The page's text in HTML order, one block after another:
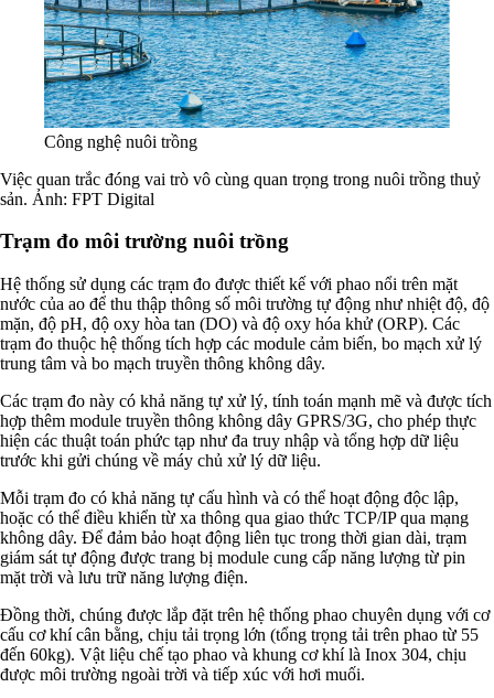
Công nghệ nuôi trồng
Việc quan trắc đóng vai trò vô cùng quan trọng trong nuôi trồng thuỷ
sản. Ảnh: FPT Digital
Trạm đo môi trường nuôi trồng
Hệ thống sử dụng các trạm đo được thiết kế với phao nổi trên mặt
nước của ao để thu thập thông số môi trường tự động như nhiệt độ, độ
mặn, độ pH, độ oxy hòa tan (DO) và độ oxy hóa khử (ORP). Các
trạm đo thuộc hệ thống tích hợp các module cảm biến, bo mạch xử lý
trung tâm và bo mạch truyền thông không dây.
Các trạm đo này có khả năng tự xử lý, tính toán mạnh mẽ và được tích
hợp thêm module truyền thông không dây GPRS/3G, cho phép thực
hiện các thuật toán phức tạp như đa truy nhập và tổng hợp dữ liệu
trước khi gửi chúng về máy chủ xử lý dữ liệu.
Mỗi trạm đo có khả năng tự cấu hình và có thể hoạt động độc lập,
hoặc có thể điều khiển từ xa thông qua giao thức TCP/IP qua mạng
không dây. Để đảm bảo hoạt động liên tục trong thời gian dài, trạm
giám sát tự động được trang bị module cung cấp năng lượng từ pin
mặt trời và lưu trữ năng lượng điện.
Đồng thời, chúng được lắp đặt trên hệ thống phao chuyên dụng với cơ
cấu cơ khí cân bằng, chịu tải trọng lớn (tổng trọng tải trên phao từ 55
đến 60kg). Vật liệu chế tạo phao và khung cơ khí là Inox 304, chịu
được môi trường ngoài trời và tiếp xúc với hơi muối.